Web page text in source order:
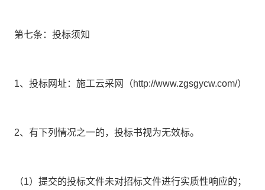
第七条：投标须知
1、 投标网址：施工云采网（http://www.zgsgycw.com/）
2、 有下列情况之一的，投标书视为无效标。
（1）提交的投标文件未对招标文件进行实质性响应的；